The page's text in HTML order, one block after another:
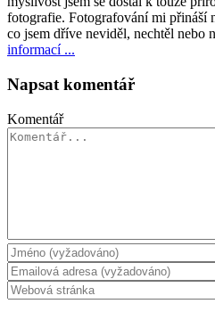
fotografie. Fotografování mi přináší
co jsem dříve neviděl, nechtěl nebo
informací ...
Napsat komentář
Komentář